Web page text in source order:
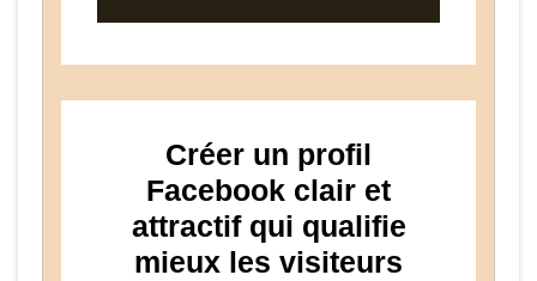
Créer un profil
Facebook clair et
attractif qui qualifie
mieux les visiteurs